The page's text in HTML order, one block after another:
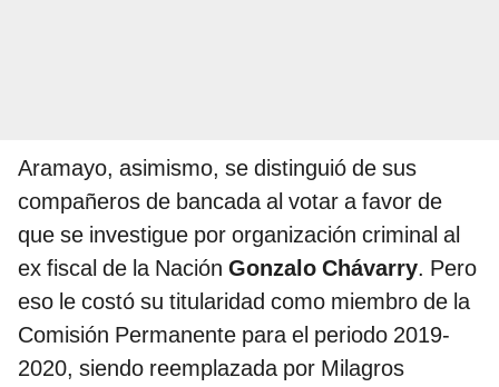
Aramayo, asimismo, se distinguió de sus
compañeros de bancada al votar a favor de
que se investigue por organización criminal al
ex fiscal de la Nación Gonzalo Chávarry. Pero
eso le costó su titularidad como miembro de la
Comisión Permanente para el periodo 2019-
2020, siendo reemplazada por Milagros